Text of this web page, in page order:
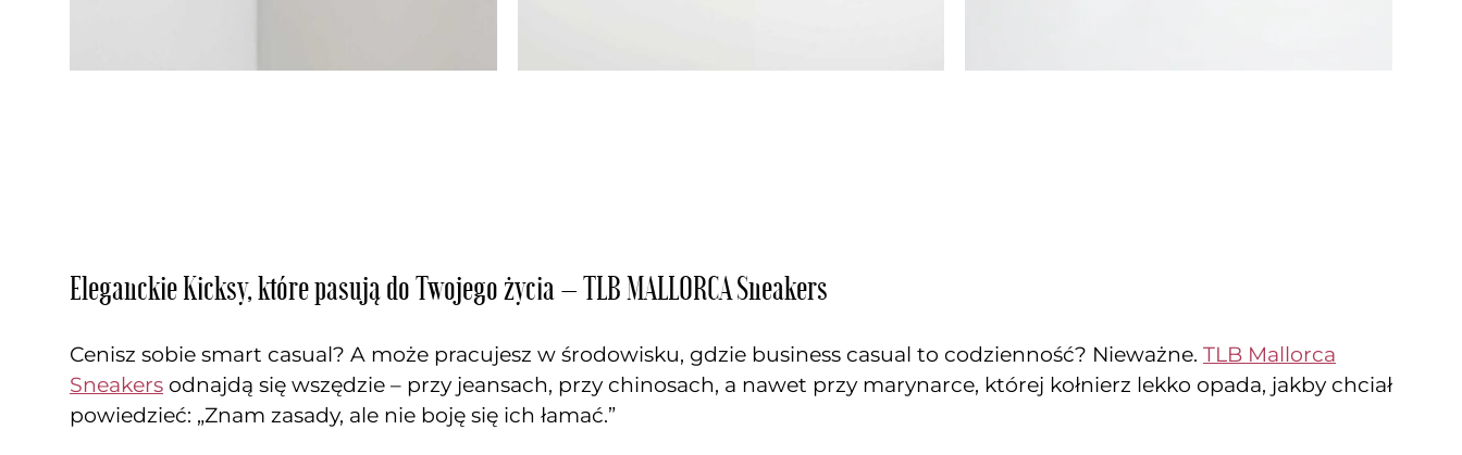
Eleganckie Kicksy, które pasują do Twojego życia – TLB MALLORCA Sneakers
Cenisz sobie smart casual? A może pracujesz w środowisku, gdzie business casual to codzienność? Nieważne. TLB Mallorca
Sneakers odnajdą się wszędzie – przy jeansach, przy chinosach, a nawet przy marynarce, której kołnierz lekko opada, jakby chciał
powiedzieć: „Znam zasady, ale nie boję się ich łamać.”